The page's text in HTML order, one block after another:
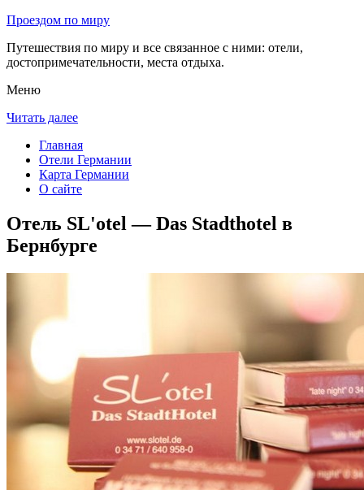
Проездом по миру
Путешествия по миру и все связанное с ними: отели,
достопримечательности, места отдыха.
Меню
Читать далее
Главная
Отели Германии
Карта Германии
О сайте
Отель SL'otel — Das Stadthotel в
Бернбурге